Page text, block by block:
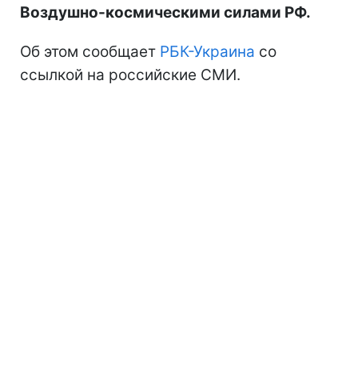
Воздушно-космическими силами РФ.
Об этом сообщает РБК-Украина со
ссылкой на российские СМИ.